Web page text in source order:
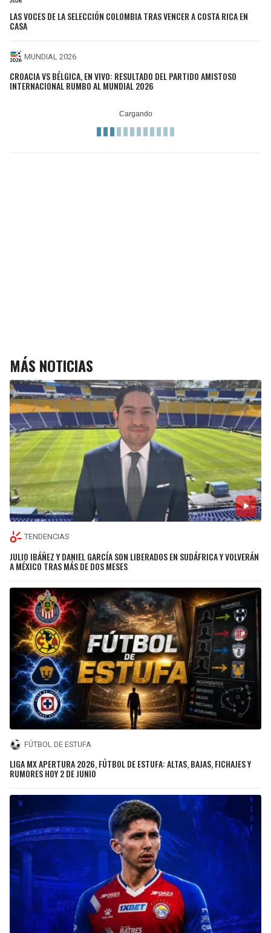
LAS VOCES DE LA SELECCIÓN COLOMBIA TRAS VENCER A COSTA RICA EN
CASA
MUNDIAL 2026
CROACIA VS BÉLGICA, EN VIVO: RESULTADO DEL PARTIDO AMISTOSO
INTERNACIONAL RUMBO AL MUNDIAL 2026
MÁS NOTICIAS
TENDENCIAS
JULIO IBÁÑEZ Y DANIEL GARCÍA SON LIBERADOS EN SUDÁFRICA Y VOLVERÁN
A MÉXICO TRAS MÁS DE DOS MESES
FÚTBOL DE ESTUFA
LIGA MX APERTURA 2026, FÚTBOL DE ESTUFA: ALTAS, BAJAS, FICHAJES Y
RUMORES HOY 2 DE JUNIO